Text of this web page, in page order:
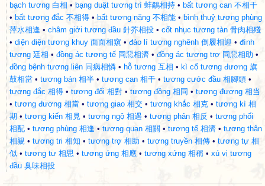
bạch tương 白相 • bạng duật tương trì 蚌鷸相持 • bất tương can 不相干
• bất tương đắc 不相得 • bất tương năng 不相能 • bình thuỷ tương phùng
萍水相逢 • châm giới tương đầu 針芥相投 • cốt nhục tương tàn 骨肉相殘
• diện diện tương khuy 面面相窺 • đảo lí tương nghênh 倒履相迎 • đình
tương 廷相 • đồng ác tương tế 同惡相濟 • đồng ác tương trợ 同惡相助 •
đồng bệnh tương liên 同病相憐 • hỗ tương 互相 • kì cổ tương đương 旗
鼓相當 • tương bán 相半 • tương can 相干 • tương cước đầu 相腳頭 •
tương đắc 相得 • tương đối 相對 • tương đồng 相同 • tương đương 相当
• tương đương 相當 • tương giao 相交 • tương khắc 相克 • tương kì 相
期 • tương kiến 相見 • tương ngộ 相遇 • tương phản 相反 • tương phối
相配 • tương phùng 相逢 • tương quan 相關 • tương tế 相濟 • tương thân
相親 • tương tri 相知 • tương trợ 相助 • tương truyền 相傳 • tương tự 相
似 • tương tư 相思 • tương ứng 相應 • tương xứng 相稱 • xú vị tương
đầu 臭味相投